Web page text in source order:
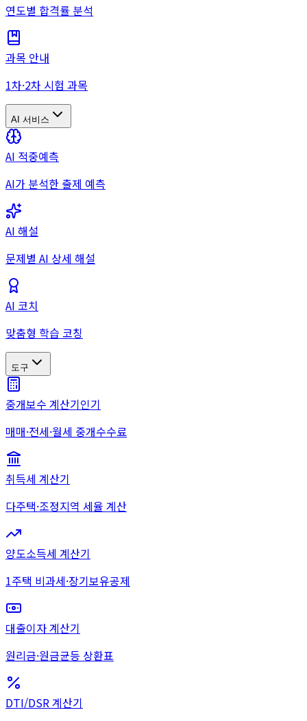
연도별 합격률 분석
과목 안내
1차·2차 시험 과목
AI 서비스
AI 적중예측
AI가 분석한 출제 예측
AI 해설
문제별 AI 상세 해설
AI 코치
맞춤형 학습 코칭
도구
중개보수 계산기인기
매매·전세·월세 중개수수료
취득세 계산기
다주택·조정지역 세율 계산
양도소득세 계산기
1주택 비과세·장기보유공제
대출이자 계산기
원리금·원금균등 상환표
DTI/DSR 계산기